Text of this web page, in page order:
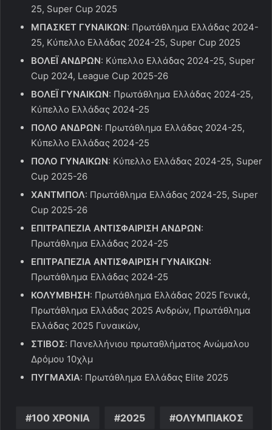
25, Super Cup 2025
ΜΠΑΣΚΕΤ ΓΥΝΑΙΚΩΝ: Πρωτάθλημα Ελλάδας 2024-
25, Κύπελλο Ελλάδας 2024-25, Super Cup 2025
ΒΟΛΕΪ ΑΝΔΡΩΝ: Κύπελλο Ελλάδας 2024-25, Super
Cup 2024, League Cup 2025-26
ΒΟΛΕΪ ΓΥΝΑΙΚΩΝ: Πρωτάθλημα Ελλάδας 2024-25,
Κύπελλο Ελλάδας 2024-25
ΠΟΛΟ ΑΝΔΡΩΝ: Πρωτάθλημα Ελλάδας 2024-25,
Κύπελλο Ελλάδας 2024-25
ΠΟΛΟ ΓΥΝΑΙΚΩΝ: Κύπελλο Ελλάδας 2024-25, Super
Cup 2025-26
ΧΑΝΤΜΠΟΛ: Πρωτάθλημα Ελλάδας 2024-25, Super
Cup 2025-26
ΕΠΙΤΡΑΠΕΖΙΑ ΑΝΤΙΣΦΑΙΡΙΣΗ ΑΝΔΡΩΝ:
Πρωτάθλημα Ελλάδας 2024-25
ΕΠΙΤΡΑΠΕΖΙΑ ΑΝΤΙΣΦΑΙΡΙΣΗ ΓΥΝΑΙΚΩΝ:
Πρωτάθλημα Ελλάδας 2024-25
ΚΟΛΥΜΒΗΣΗ: Πρωτάθλημα Ελλάδας 2025 Γενικά,
Πρωτάθλημα Ελλάδας 2025 Ανδρών, Πρωτάθλημα
Ελλάδας 2025 Γυναικών,
ΣΤΙΒΟΣ: Πανελλήνιου πρωταθλήματος Ανώμαλου
Δρόμου 10χλμ
ΠΥΓΜΑΧΙΑ: Πρωτάθλημα Ελλάδας Elite 2025
100 ΧΡΟΝΙΑ 2025 ΟΛΥΜΠΙΑΚΟΣ